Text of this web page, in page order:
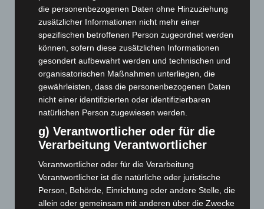
Februar 2026
(109)
Januar 2026(122)
Dezember 2025(103)
November 2025(114)
Oktober 2025(112)
September 2025(93)
August 2025(90)
Juli 2025 (90)
Juni 2025(103)
Mai 2025(112)
April 2025(88)
März 2025
(111)
die personenbezogenen Daten ohne Hinzuziehung
zusätzlicher Informationen nicht mehr einer
spezifischen betroffenen Person zugeordnet werden
können, sofern diese zusätzlichen Informationen
gesondert aufbewahrt werden und technischen und
organisatorischen Maßnahmen unterliegen, die
gewährleisten, dass die personenbezogenen Daten
nicht einer identifizierten oder identifizierbaren
natürlichen Person zugewiesen werden.
g) Verantwortlicher oder für die
Verarbeitung Verantwortlicher
Verantwortlicher oder für die Verarbeitung
Verantwortlicher ist die natürliche oder juristische
Person, Behörde, Einrichtung oder andere Stelle, die
allein oder gemeinsam mit anderen über die Zwecke